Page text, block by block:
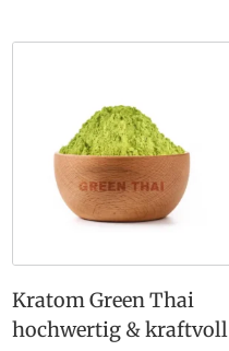
Kratom Green Thai
hochwertig & kraftvoll